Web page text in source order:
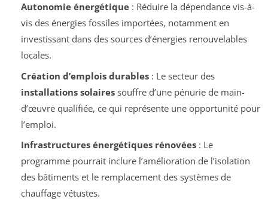
Autonomie énergétique: Réduire la dépendance vis-à-
vis des énergies fossiles importées, notamment en
investissant dans des sources d’énergies renouvelables
locales.
Création d’emplois durables: Le secteur des
installations solairessouffre d’une pénurie de main-
d’œuvre qualifiée, ce qui représente une opportunité pour
l’emploi.
Infrastructures énergétiques rénovées: Le
programme pourrait inclure l’amélioration de l’isolation
des bâtiments et le remplacement des systèmes de
chauffage vétustes.